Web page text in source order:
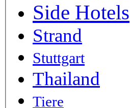
Side Hotels
Strand
Stuttgart
Thailand
Tiere